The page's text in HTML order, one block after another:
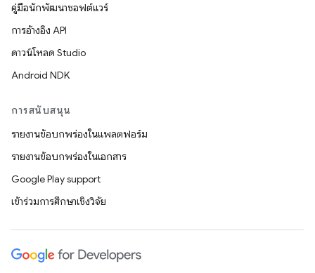
คู่มือนักพัฒนาซอฟต์แวร์
การอ้างอิง API
ดาวน์โหลด Studio
Android NDK
การสนับสนุน
รายงานข้อบกพร่องในแพลตฟอร์ม
รายงานข้อบกพร่องในเอกสาร
Google Play support
เข้าร่วมการศึกษาเชิงวิจัย